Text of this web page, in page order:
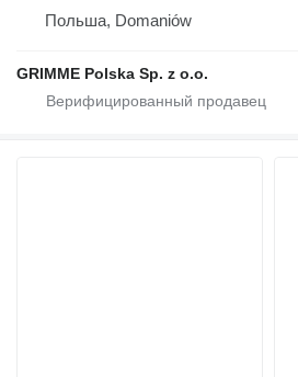
Польша, Domaniów
GRIMME Polska Sp. z o.o.